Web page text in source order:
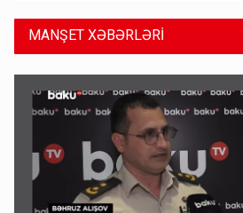
MANŞET XƏBƏRLƏRİ